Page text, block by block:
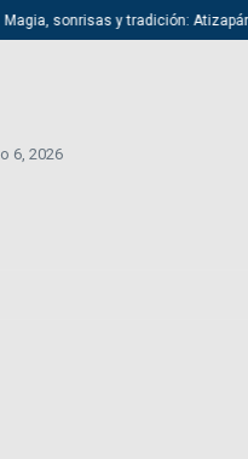
sonrisas y tradición: Atizapán
6, 2026